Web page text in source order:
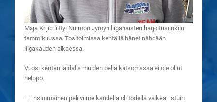
Maja Krljic liittyi Nurmon Jymyn liiganaisten harjoitusrinkiin
tammikuussa. Tositoimissa kentällä hänet nähdään
liigakauden alkaessa.
Vuosi kentän laidalla muiden peliä katsomassa ei ole ollut
helppo.
– Ensimmäinen peli viime kaudella oli todella vaikea. Istuin